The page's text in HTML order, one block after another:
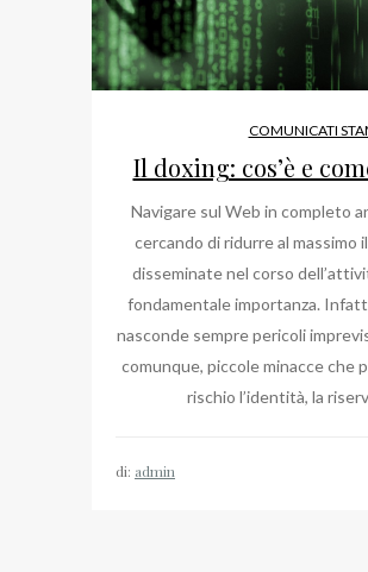
COMUNICATI
Il doxing: cos’è e
Navigare sul Web in completo
cercando di ridurre al massimo
disseminate nel corso
fondamentale importanza.
nasconde sempre pericoli
comunque, piccole minacce che
rischio l’identità, la
di: admin